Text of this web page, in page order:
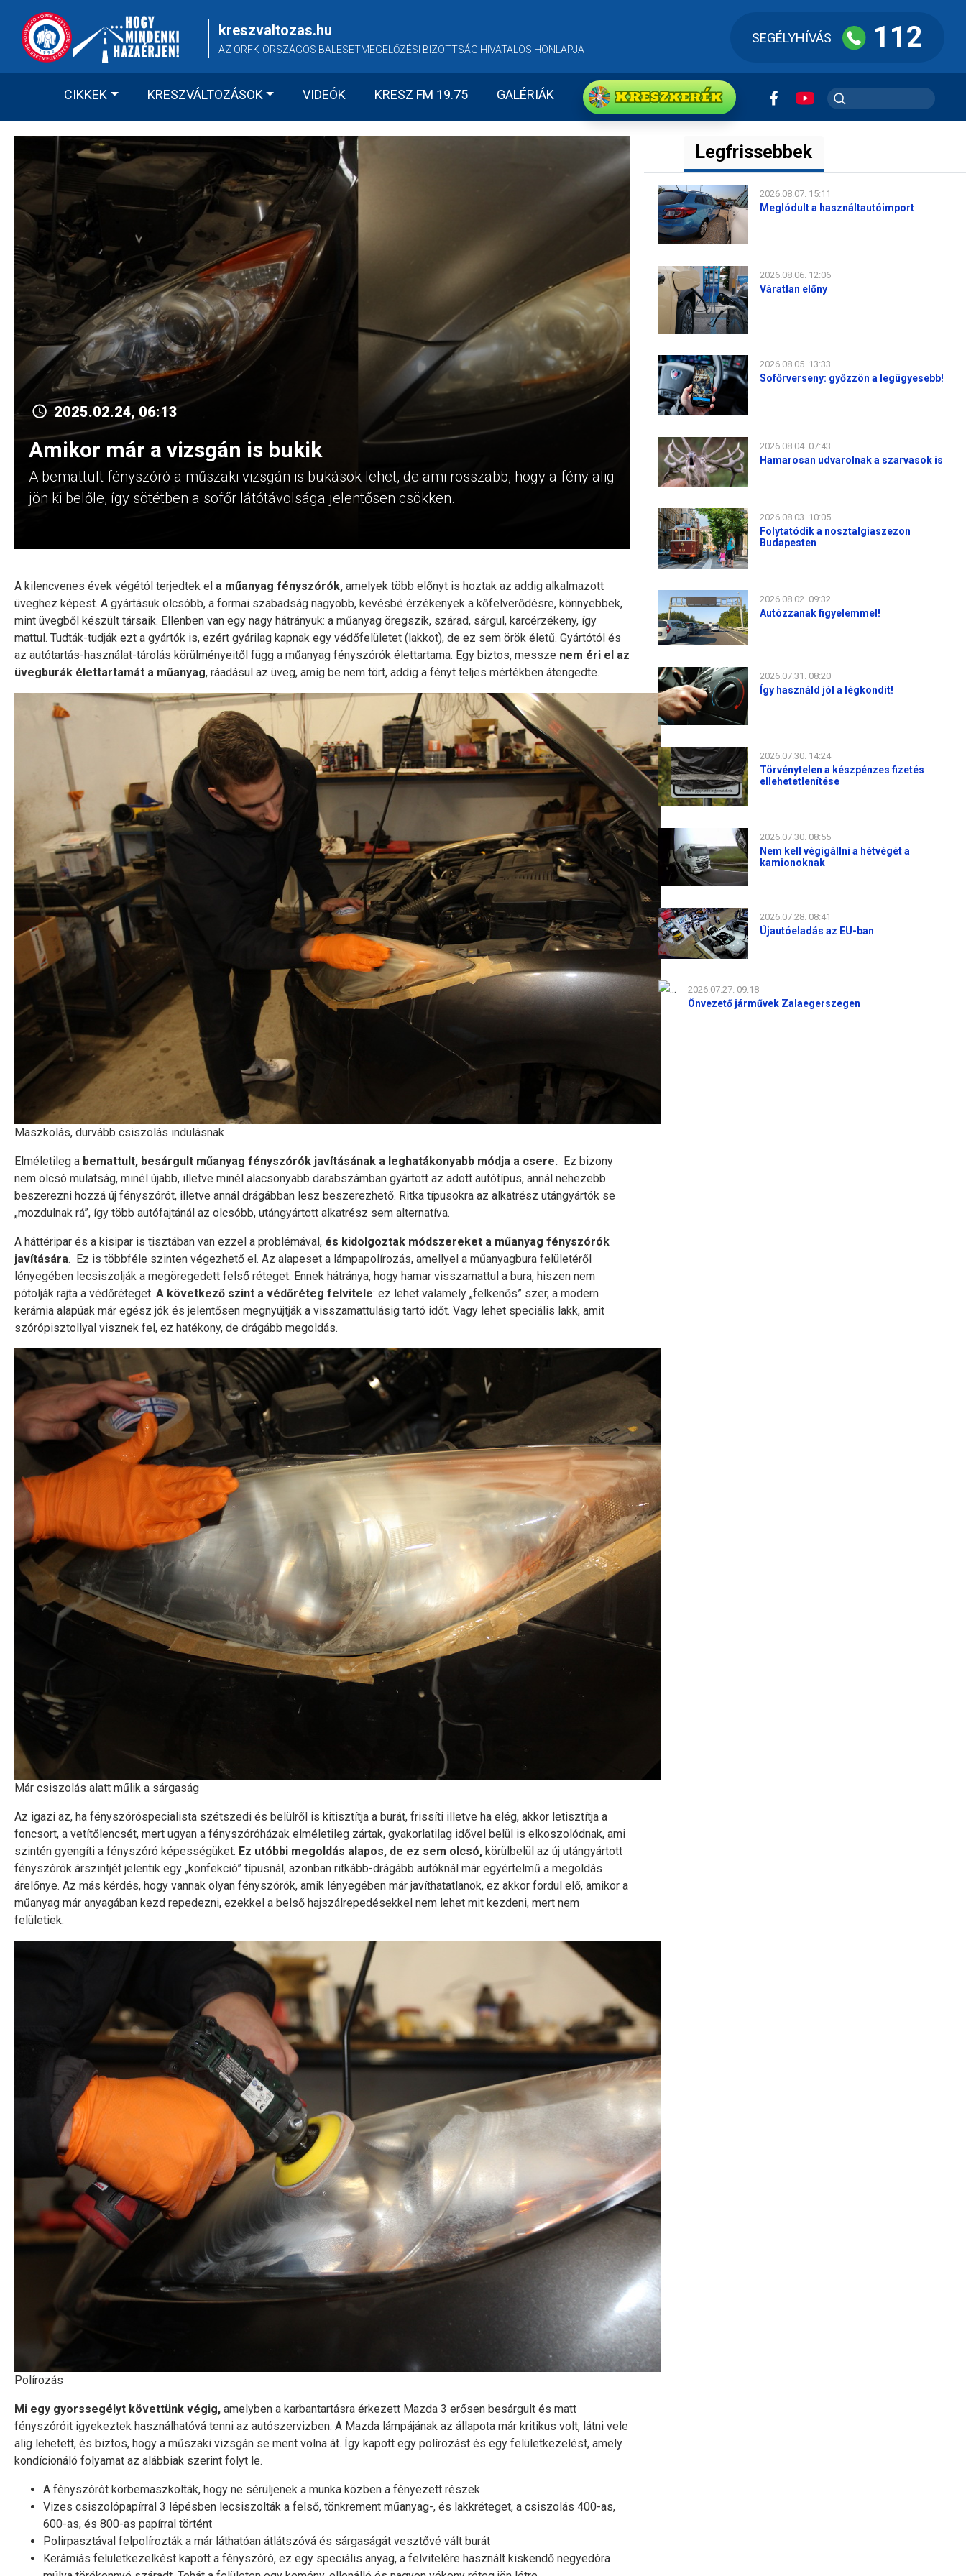
content
kreszvaltozas.hu
AZ ORFK-ORSZÁGOS BALESETMEGELŐZÉSI BIZOTTSÁG HIVATALOS HONLAPJA
SEGÉLYHÍVÁS 112
CIKKEK KRESZVÁLTOZÁSOK VIDEÓK KRESZ FM 19.75 GALÉRIÁK KRESZkerék
2025.02.24, 06:13
Amikor már a vizsgán is bukik
A bemattult fényszóró a műszaki vizsgán is bukások lehet, de ami rosszabb, hogy a fény alig
jön ki belőle, így sötétben a sofőr látótávolsága jelentősen csökken.
A kilencvenes évek végétól terjedtek el a műanyag fényszórók, amelyek több előnyt is hoztak az addig alkalmazott
üveghez képest. A gyártásuk olcsóbb, a formai szabadság nagyobb, kevésbé érzékenyek a kőfelverődésre, könnyebbek,
mint üvegből készült társaik. Ellenben van egy nagy hátrányuk: a műanyag öregszik, szárad, sárgul, karcérzékeny, így
mattul. Tudták-tudják ezt a gyártók is, ezért gyárilag kapnak egy védőfelületet (lakkot), de ez sem örök életű. Gyártótól és
az autótartás-használat-tárolás körülményeitől függ a műanyag fényszórók élettartama. Egy biztos, messze nem éri el az
üvegburák élettartamát a műanyag, ráadásul az üveg, amíg be nem tört, addig a fényt teljes mértékben átengedte.
Maszkolás, durvább csiszolás indulásnak
Elméletileg a bemattult, besárgult műanyag fényszórók javításának a leghatákonyabb módja a csere. Ez bizony
nem olcsó mulatság, minél újabb, illetve minél alacsonyabb darabszámban gyártott az adott autótípus, annál nehezebb
beszerezni hozzá új fényszórót, illetve annál drágábban lesz beszerezhető. Ritka típusokra az alkatrész utángyártók se
„mozdulnak rá”, így több autófajtánál az olcsóbb, utángyártott alkatrész sem alternatíva.
A háttéripar és a kisipar is tisztában van ezzel a problémával, és kidolgoztak módszereket a műanyag fényszórók
javítására. Ez is többféle szinten végezhető el. Az alapeset a lámpapolírozás, amellyel a műanyagbura felületéről
lényegében lecsiszolják a megöregedett felső réteget. Ennek hátránya, hogy hamar visszamattul a bura, hiszen nem
pótolják rajta a védőréteget. A következő szint a védőréteg felvitele: ez lehet valamely „felkenős” szer, a modern
kerámia alapúak már egész jók és jelentősen megnyújtják a visszamattulásig tartó időt. Vagy lehet speciális lakk, amit
szórópisztollyal visznek fel, ez hatékony, de drágább megoldás.
Már csiszolás alatt műlik a sárgaság
Az igazi az, ha fényszóróspecialista szétszedi és belülről is kitisztítja a burát, frissíti illetve ha elég, akkor letisztítja a
foncsort, a vetítőlencsét, mert ugyan a fényszóróházak elméletileg zártak, gyakorlatilag idővel belül is elkoszolódnak, ami
szintén gyengíti a fényszóró képességüket. Ez utóbbi megoldás alapos, de ez sem olcsó, körülbelül az új utángyártott
fényszórók árszintjét jelentik egy „konfekció” típusnál, azonban ritkább-drágább autóknál már egyértelmű a megoldás
árelőnye. Az más kérdés, hogy vannak olyan fényszórók, amik lényegében már javíthatatlanok, ez akkor fordul elő, amikor a
műanyag már anyagában kezd repedezni, ezekkel a belső hajszálrepedésekkel nem lehet mit kezdeni, mert nem
felületiek.
Polírozás
Mi egy gyorssegélyt követtünk végig, amelyben a karbantartásra érkezett Mazda 3 erősen besárgult és matt
fényszóróit igyekeztek használhatóvá tenni az autószervizben. A Mazda lámpájának az állapota már kritikus volt, látni vele
alig lehetett, és biztos, hogy a műszaki vizsgán se ment volna át. Így kapott egy polírozást és egy felületkezelést, amely
kondícionáló folyamat az alábbiak szerint folyt le.
A fényszórót körbemaszkolták, hogy ne sérüljenek a munka közben a fényezett részek
Vizes csiszolópapírral 3 lépésben lecsiszolták a felső, tönkrement műanyag-, és lakkréteget, a csiszolás 400-as,
600-as, és 800-as papírral történt
Polirpasztával felpolírozták a már láthatóan átlátszóvá és sárgaságát vesztővé vált burát
Kerámiás felületkezelkést kapott a fényszóró, ez egy speciális anyag, a felvitelére használt kiskendő negyedóra
Legfrissebbek
2026.08.07. 15:11
Meglódult a használtautóimport
2026.08.06. 12:06
Váratlan előny
2026.08.05. 13:33
Sofőrverseny: győzzön a legügyesebb!
2026.08.04. 07:43
Hamarosan udvarolnak a szarvasok is
2026.08.03. 10:05
Folytatódik a nosztalgiaszezon
Budapesten
2026.08.02. 09:32
Autózzanak figyelemmel!
2026.07.31. 08:20
Így használd jól a légkondit!
2026.07.30. 14:24
Törvénytelen a készpénzes fizetés
ellehetetlenítése
2026.07.30. 08:55
Nem kell végigállni a hétvégét a
kamionoknak
2026.07.28. 08:41
Újautóeladás az EU-ban
2026.07.27. 09:18
Önvezető járművek Zalaegerszegen